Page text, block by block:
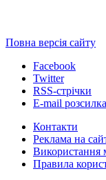
Повна версія сайту
Facebook
Twitter
RSS-стрічки
E-mail розсилка
Контакти
Реклама на
Використання
Правила